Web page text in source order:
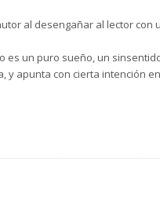
al desengañar al lector con
un puro sueño, un
apunta con cierta intención